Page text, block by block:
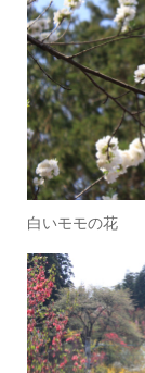
白いモモの花